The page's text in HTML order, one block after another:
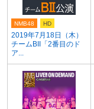
2019年7月18日（木）
チームBII「2番目のド
ア...
NMB48 HD